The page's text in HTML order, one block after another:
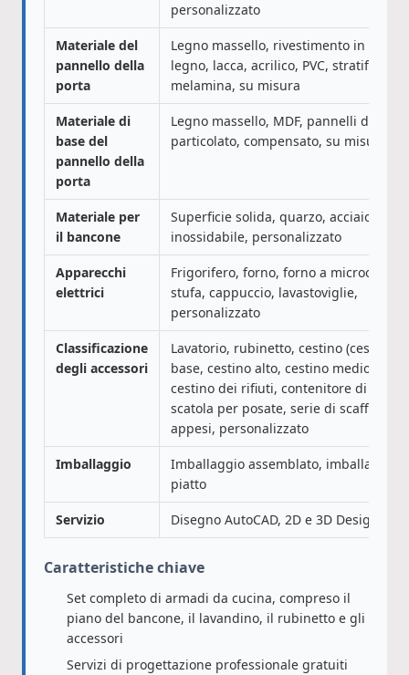
personalizzato
Materiale del
pannello della
porta
Legno massello, rivestimento in
legno, lacca, acrilico, PVC, stratificato,
melamina, su misura
Materiale di
base del
pannello della
porta
Legno massello, MDF, pannelli di
particolato, compensato, su misura
Materiale per
il bancone
Superficie solida, quarzo, acciaio
inossidabile, personalizzato
Apparecchi
elettrici
Frigorifero, forno, forno a microonde,
stufa, cappuccio, lavastoviglie,
personalizzato
Classificazione
degli accessori
Lavatorio, rubinetto, cestino (cestino
base, cestino alto, cestino medio),
cestino dei rifiuti, contenitore di riso,
scatola per posate, serie di scaffali
appesi, personalizzato
Imballaggio
Imballaggio assemblato, imballaggio
piatto
Servizio Disegno AutoCAD, 2D e 3D Design
Caratteristiche chiave
Set completo di armadi da cucina, compreso il
piano del bancone, il lavandino, il rubinetto e gli
accessori
Servizi di progettazione professionale gratuiti